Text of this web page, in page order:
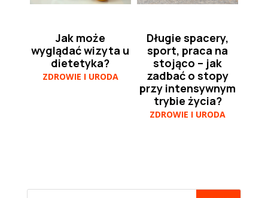
Jak może
wyglądać wizyta u
dietetyka?
ZDROWIE I URODA
Długie spacery,
sport, praca na
stojąco – jak
zadbać o stopy
przy intensywnym
trybie życia?
ZDROWIE I URODA